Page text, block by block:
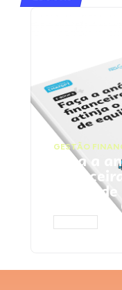
GESTÃO
Faça a
ponto
Prompts